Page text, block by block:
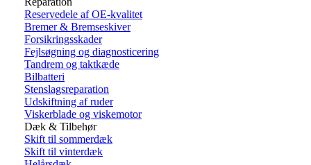
Reservedele af OE-kvalitet
Bremer & Bremseskiver
Forsikringsskader
Fejlsøgning og diagnosticering
Tandrem og taktkæde
Bilbatteri
Stenslagsreparation
Udskiftning af ruder
Viskerblade og viskemotor
Dæk & Tilbehør
Skift til sommerdæk
Skift til vinterdæk